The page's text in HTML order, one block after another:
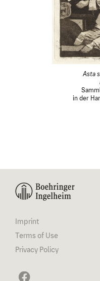
Asta
in der
Imprint
Terms of Use
Privacy Policy